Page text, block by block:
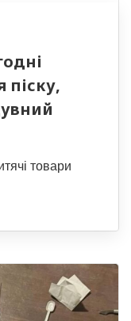
піску,
товари